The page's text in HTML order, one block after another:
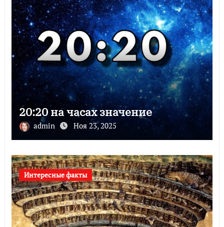
20:20 на часах значение
admin Ноя 23, 2025
Интересные факты